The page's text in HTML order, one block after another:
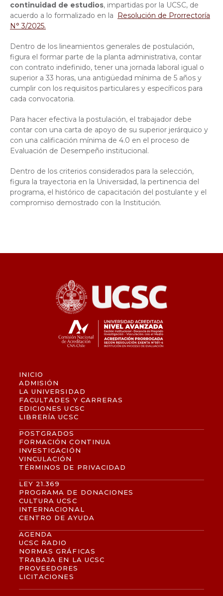
continuidad de estudios, impartidas por la UCSC, de
acuerdo a lo formalizado en la
Resolución de Prorrectoría
N° 3/2025.
Dentro de los lineamientos generales de postulación,
figura el formar parte de la planta administrativa, contar
con contrato indefinido, tener una jornada laboral igual o
superior a 33 horas, una antigüedad mínima de 5 años y
cumplir con los requisitos particulares y específicos para
cada convocatoria.
Para hacer efectiva la postulación, el trabajador debe
contar con una carta de apoyo de su superior jerárquico y
con una calificación mínima de 4.0 en el proceso de
Evaluación de Desempeño institucional.
Dentro de los criterios considerados para la selección,
figura la trayectoria en la Universidad, la pertinencia del
programa, el histórico de capacitación del postulante y el
compromiso demostrado con la Institución.
INICIO
ADMISIÓN
LA UNIVERSIDAD
FACULTADES Y CARRERAS
EDICIONES UCSC
LIBRERÍA UCSC
POSTGRADOS
FORMACIÓN CONTINUA
INVESTIGACIÓN
VINCULACIÓN
TÉRMINOS DE PRIVACIDAD
LEY 21.369
PROGRAMA DE DONACIONES
CULTURA UCSC
INTERNACIONAL
CENTRO DE AYUDA
AGENDA
UCSC RADIO
NORMAS GRÁFICAS
TRABAJA EN LA UCSC
PROVEEDORES
LICITACIONES